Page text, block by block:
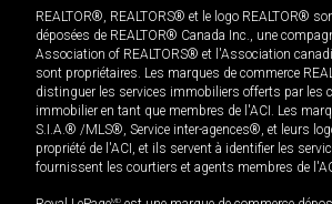
REALTOR®, REALTORS® et le logo REALTOR®
déposées de REALTOR® Canada Inc., une
Association of REALTORS® et l'Association
sont propriétaires. Les marques de commerce
distinguer les services immobiliers offerts par les
immobilier en tant que membres de l'ACI. Les
S.I.A.® /MLS®, Service inter-agences®, et leurs
propriété de l'ACI, et ils servent à identifier les
fournissent les courtiers et agents membres de
MD